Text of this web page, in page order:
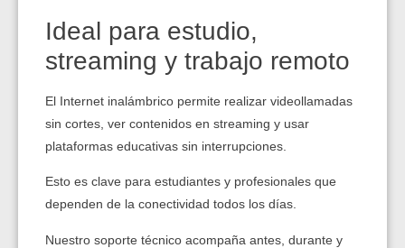
Ideal para estudio,
streaming y trabajo remoto
El Internet inalámbrico permite realizar videollamadas
sin cortes, ver contenidos en streaming y usar
plataformas educativas sin interrupciones.
Esto es clave para estudiantes y profesionales que
dependen de la conectividad todos los días.
Nuestro soporte técnico acompaña antes, durante y